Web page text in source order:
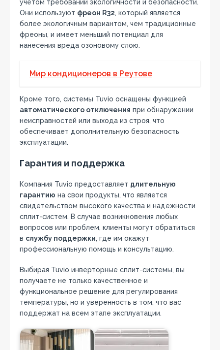
учетом требований экологичности и безопасности.
Они используют фреон R32, который является
более экологичным вариантом, чем традиционные
фреоны, и имеет меньший потенциал для
нанесения вреда озоновому слою.
Мир кондиционеров в Реутове
Кроме того, системы Tuvio оснащены функцией
автоматического отключения при обнаружении
неисправностей или выхода из строя, что
обеспечивает дополнительную безопасность
эксплуатации.
Гарантия и поддержка
Компания Tuvio предоставляет длительную
гарантию на свои продукты, что является
свидетельством высокого качества и надежности
сплит-систем. В случае возникновения любых
вопросов или проблем, клиенты могут обратиться
в службу поддержки, где им окажут
профессиональную помощь и консультацию.
Выбирая Tuvio инверторные сплит-системы, вы
получаете не только качественное и
функциональное решение для регулирования
температуры, но и уверенность в том, что вас
поддержат на всем этапе эксплуатации.